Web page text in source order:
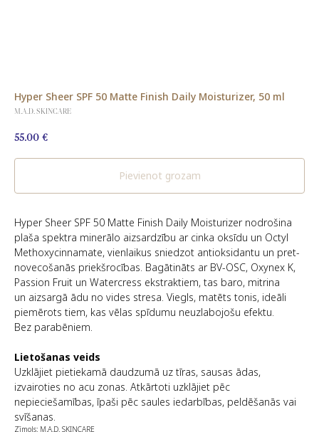
Hyper Sheer SPF 50 Matte Finish Daily Moisturizer, 50 ml
M.A.D. SKINCARE
55.00 €
Pievienot grozam
Hyper Sheer SPF 50 Matte Finish Daily Moisturizer nodrošina
plaša spektra minerālo aizsardzību ar cinka oksīdu un Octyl
Methoxycinnamate, vienlaikus sniedzot antioksidantu un pret-
novecošanās priekšrocības. Bagātināts ar BV-OSC, Oxynex K,
Passion Fruit un Watercress ekstraktiem, tas baro, mitrina
un aizsargā ādu no vides stresa. Viegls, matēts tonis, ideāli
piemērots tiem, kas vēlas spīdumu neuzlabojošu efektu.
Bez parabēniem.
Lietošanas veids
Uzklājiet pietiekamā daudzumā uz tīras, sausas ādas,
izvairoties no acu zonas. Atkārtoti uzklājiet pēc
nepieciešamības, īpaši pēc saules iedarbības, peldēšanās vai
svīšanas.
Zīmols: M.A.D. SKINCARE